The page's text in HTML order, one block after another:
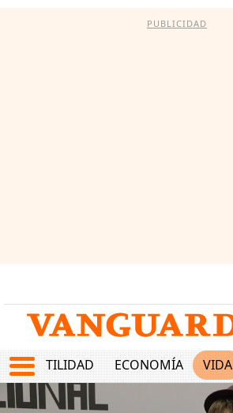
PUBLICIDAD
UTILIDAD ECONOMÍA VIDA